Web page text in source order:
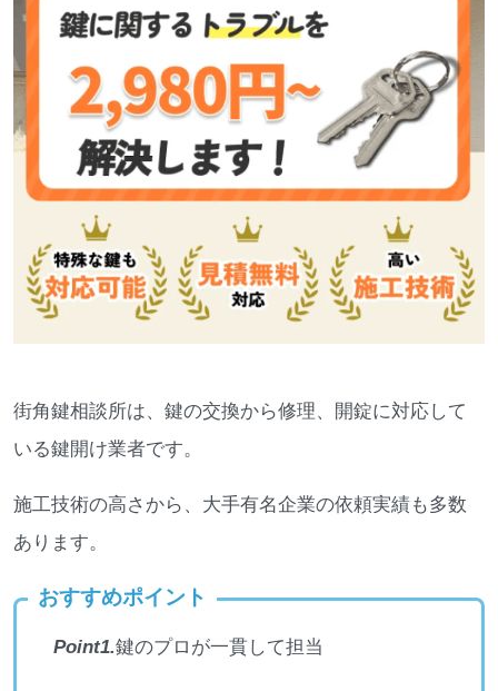
街角鍵相談所は、鍵の交換から修理、開錠に対応して
いる鍵開け業者です。
施工技術の高さから、大手有名企業の依頼実績も多数
あります。
おすすめポイント
Point1.鍵のプロが一貫して担当